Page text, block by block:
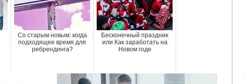
Со старым новым: когда
подходящее время для
ребрендинга?
Бесконечный праздник
или Как заработать на
Новом годе